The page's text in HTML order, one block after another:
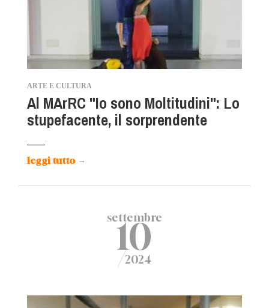
ARTE E CULTURA
Al MArRC "Io sono Moltitudini": Lo
stupefacente, il sorprendente
leggi tutto →
settembre
10
/2024